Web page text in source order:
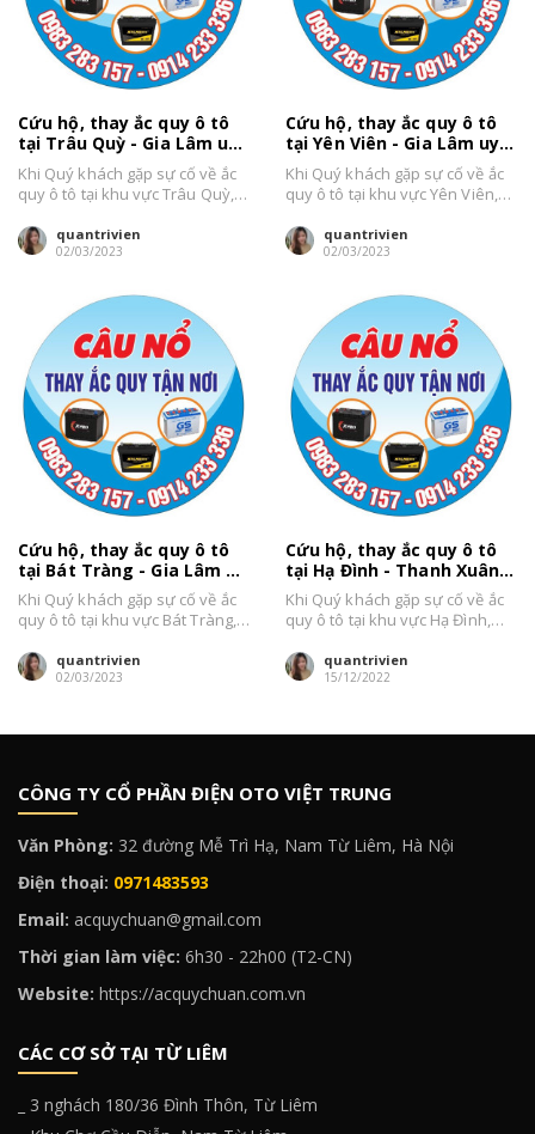
Cứu hộ, thay ắc quy ô tô
tại Trâu Quỳ - Gia Lâm uy
tín, giá bán tốt
Khi Quý khách gặp sự cố về ắc
quy ô tô tại khu vực Trâu Quỳ,
quantrivien
02/03/2023
Cứu hộ, thay ắc quy ô tô
tại Yên Viên - Gia Lâm uy
tín, giá bán tốt
Khi Quý khách gặp sự cố về ắc
quy ô tô tại khu vực Yên Viên,
quantrivien
02/03/2023
Cứu hộ, thay ắc quy ô tô
tại Bát Tràng - Gia Lâm uy
tín, giá tốt
Khi Quý khách gặp sự cố về ắc
quy ô tô tại khu vực Bát Tràng,
quantrivien
02/03/2023
Cứu hộ, thay ắc quy ô tô
tại Hạ Đình - Thanh Xuân
uy tín, giá tốt
Khi Quý khách gặp sự cố về ắc
quy ô tô tại khu vực Hạ Đình,
quantrivien
15/12/2022
CÔNG TY CỔ PHẦN ĐIỆN OTO VIỆT TRUNG
Văn Phòng: 32 đường Mễ Trì Hạ, Nam Từ Liêm, Hà Nội
Điện thoại: 0971483593
Email: acquychuan@gmail.com
Thời gian làm việc: 6h30 - 22h00 (T2-CN)
Website: https://acquychuan.com.vn
CÁC CƠ SỞ TẠI TỪ LIÊM
_ 3 nghách 180/36 Đình Thôn, Từ Liêm